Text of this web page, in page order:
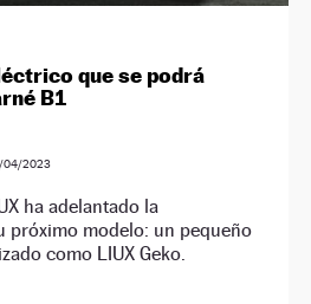
que se podrá
B1
04/2023
ha adelantado la
próximo modelo: un pequeño
como LIUX Geko.